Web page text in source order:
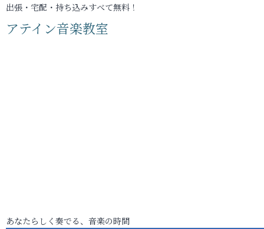
出張・宅配・持ち込みすべて無料！
アテイン音楽教室
あなたらしく奏でる、音楽の時間